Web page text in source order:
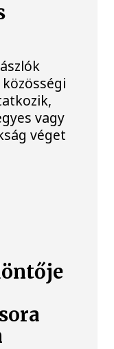
vagy
véget